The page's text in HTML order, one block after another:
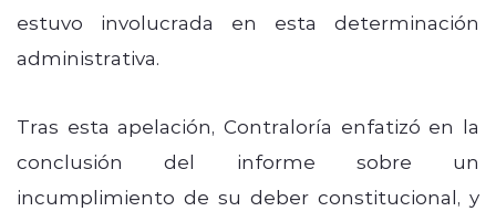
estuvo involucrada en esta determinación
administrativa.
Tras esta apelación, Contraloría enfatizó en la
conclusión del informe sobre un
incumplimiento de su deber constitucional, y